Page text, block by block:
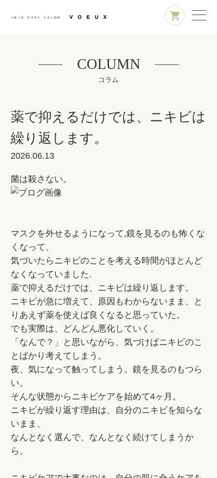
COLUMN
コラム
薬で抑えるだけでは、ニキビは
繰り返します。
2026.06.13
菌は殺さない。
マスクを外せるようになって,鏡を見るのも怖くな
くなって、
気づいたらニキビのことを考える時間がほとんど
なくなっていました.
薬で抑えるだけでは、ニキビは繰り返します。
ニキビが急に増えて、原因もわからないまま、と
りあえず薬を使えば良くなると思っていた。
でも実際は、どんどん悪化していく。
「なんで？」と思いながら、気づけばニキビのこ
とばかり考えてしまう。
夜、気になって触ってしまう。鏡を見るのもつら
い。
そんな状態からニキビケアを始めて4ヶ月。
ニキビが繰り返す理由は、自分のニキビを知らな
いまま、
なんとなく選んで、なんとなく続けてしまうか
ら。